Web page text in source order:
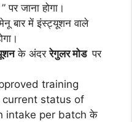
जाना होगा।
बार में इंस्ट्यूशन वाले
के अंदररेगुलर मोड पर
training
status of
intake per batch के